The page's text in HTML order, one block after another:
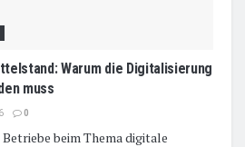
Warum die Digitalisierung
muss
0
beim Thema digitale